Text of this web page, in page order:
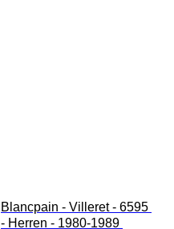
Blancpain - Villeret - 6595
- Herren - 1980-1989